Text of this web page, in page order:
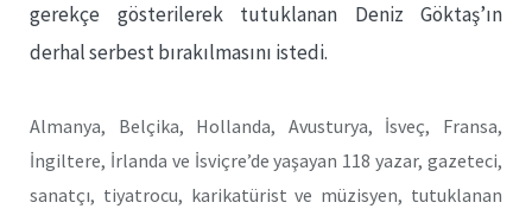
gerekçe gösterilerek tutuklanan Deniz Göktaş’ın
derhal serbest bırakılmasını istedi.
Almanya, Belçika, Hollanda, Avusturya, İsveç, Fransa,
İngiltere, İrlanda ve İsviçre’de yaşayan 118 yazar, gazeteci,
sanatçı, tiyatrocu, karikatürist ve müzisyen, tutuklanan